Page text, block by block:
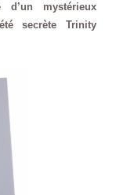
d’un mystérieux
secrète Trinity